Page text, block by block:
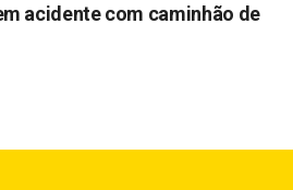
acidente com caminhão de